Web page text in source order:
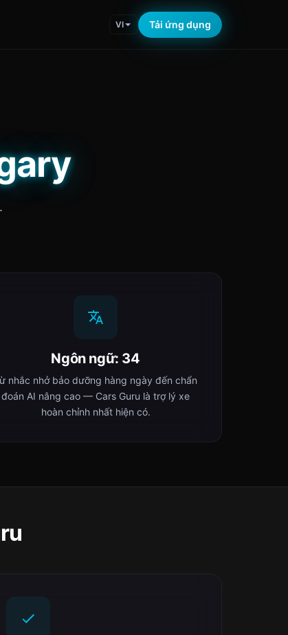
VI Tải ứng dụng
Ngôn ngữ: 34
nhắc nhở bảo dưỡng hàng ngày đến chẩn
đoán AI nâng cao — Cars Guru là trợ lý xe
hoàn chỉnh nhất hiện có.